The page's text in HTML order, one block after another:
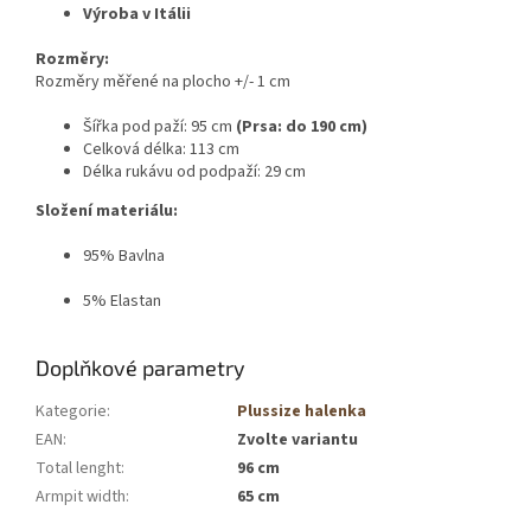
Výroba v Itálii
Rozměry:
Rozměry měřené na plocho +/- 1 cm
Šířka pod paží: 95 cm (Prsa: do 190 cm)
Celková délka: 113 cm
Délka rukávu od podpaží: 29 cm
Složení materiálu:
95% Bavlna
5% Elastan
Doplňkové parametry
Kategorie:
Plussize halenka
EAN:
Zvolte variantu
Total lenght:
96 cm
Armpit width:
65 cm